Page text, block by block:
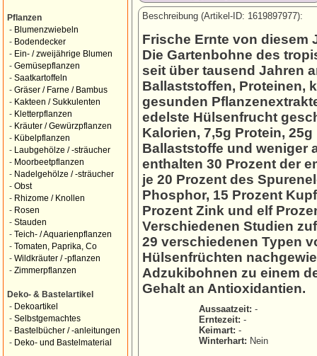
Pflanzen
- Blumenzwiebeln
- Bodendecker
- Ein- / zweijährige Blumen
- Gemüsepflanzen
- Saatkartoffeln
- Gräser / Farne / Bambus
- Kakteen / Sukkulenten
- Kletterpflanzen
- Kräuter / Gewürzpflanzen
- Kübelpflanzen
-
Laubgehölze / -sträucher
- Moorbeetpflanzen
- Nadelgehölze / -sträucher
- Obst
- Rhizome / Knollen
- Rosen
- Stauden
- Teich- / Aquarienpflanzen
- Tomaten, Paprika, Co
- Wildkräuter / -pflanzen
- Zimmerpflanzen
Deko- & Bastelartikel
- Dekoartikel
- Selbstgemachtes
- Bastelbücher / -anleitungen
- Deko- und Bastelmaterial
Beschreibung (Artikel-ID: 1619897977):
Frische Ernte von diesem
Die Gartenbohne des
seit über tausend Jahren
Ballaststoffen, Proteinen,
gesunden
edelste Hülsenfrucht
Kalorien, 7,5g Protein,
Ballaststoffe und weniger
enthalten 30 Prozent der
je 20 Prozent des
Phosphor, 15 Prozent
Prozent Zink und elf
Verschiedenen Studien
29 verschiedenen Typen
Hülsenfrüchten
Adzukibohnen zu einem
Gehalt an Antioxidantien.
Aussaatzeit: -
Erntezeit: -
Keimart: -
Winterhart: Nein